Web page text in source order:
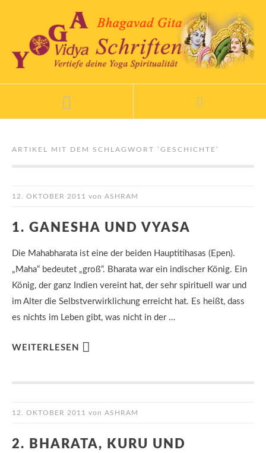
ARTIKEL MIT DEM SCHLAGWORT ‘ GESCHICHTE ’
12. OKTOBER 2011 von ASHRAM
1. GANESHA UND VYASA
Die Mahabharata ist eine der beiden Hauptitihasas (Epen).
„Maha“ bedeutet „groß“. Bharata war ein indischer König. Ein
König, der ganz Indien vereint hat, der sehr spirituell war und
im Alter die Selbstverwirklichung erreicht hat. Es heißt, dass
es nichts im Leben gibt, was nicht in der …
WEITERLESEN
12. OKTOBER 2011 von ASHRAM
2. BHARATA, KURU UND